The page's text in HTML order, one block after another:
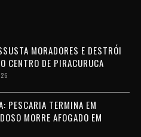
MORADORES E DESTRÓI
CENTRO DE PIRACURUCA
PESCARIA TERMINA EM
MORRE AFOGADO EM